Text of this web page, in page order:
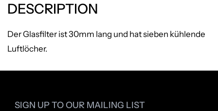
DESCRIPTION
Der Glasfilter ist 30mm lang und hat sieben kühlende
Luftlöcher.
SIGN UP TO OUR MAILING LIST